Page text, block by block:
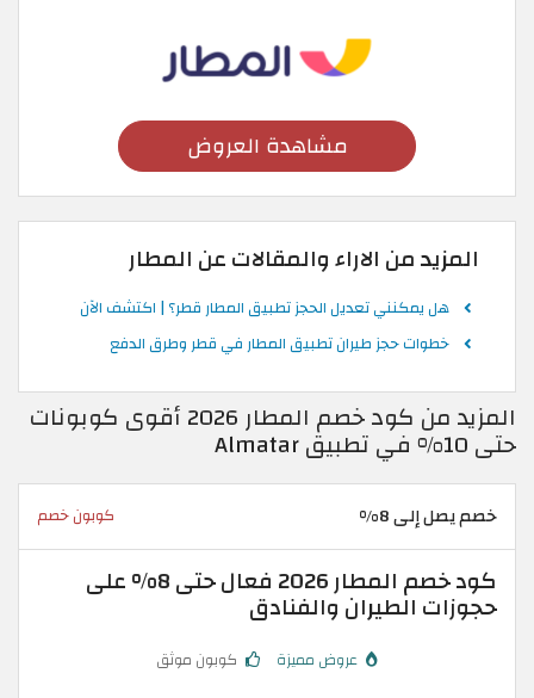
مشاهدة العروض
المزيد من الاراء والمقالات عن المطار
هل يمكنني تعديل الحجز تطبيق المطار قطر؟ | اكتشف الآن
خطوات حجز طيران تطبيق المطار في قطر وطرق الدفع
المزيد من كود خصم المطار 2026 أقوى كوبونات
حتى 10% في تطبيق Almatar
خصم يصل إلى 8% كوبون خصم
كود خصم المطار 2026 فعال حتى 8% على
حجوزات الطيران والفنادق
عروض مميزة كوبون موثق